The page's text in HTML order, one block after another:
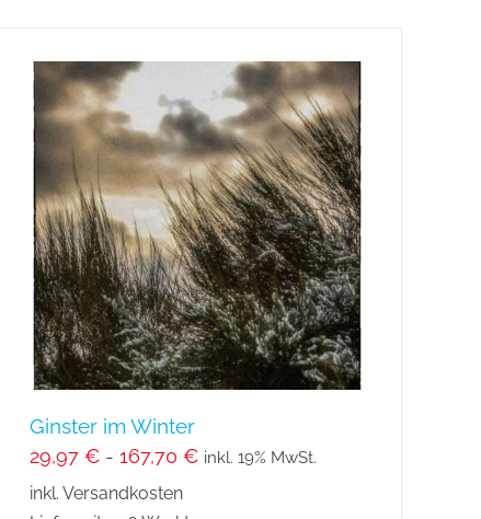
mehrere
Varianten
auf.
Die
Optionen
können
auf
der
Produktseite
gewählt
werden
Ginster im Winter
29,97 €- 167,70 € inkl. 19% MwSt.
inkl. Versandkosten